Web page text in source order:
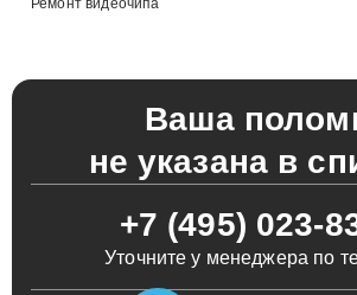
Ремонт видеочипа
Ваша
не указана в
+7 (495) 023-
Уточните у менеджера по